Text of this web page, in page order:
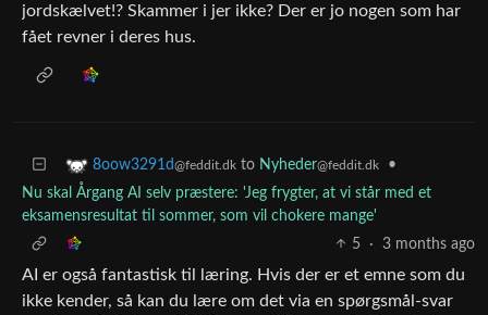
jordskælvet!? Skammer i jer ikke? Der er jo nogen som har
fået revner i deres hus.
8oow3291d@feddit.dk to Nyheder@feddit.dk
•
Nu skal Årgang AI selv præstere: 'Jeg frygter, at vi står med et
eksamensresultat til sommer, som vil chokere mange'
5
· 3 months ago
AI er også fantastisk til læring. Hvis der er et emne som du
ikke kender, så kan du lære om det via en spørgsmål-svar